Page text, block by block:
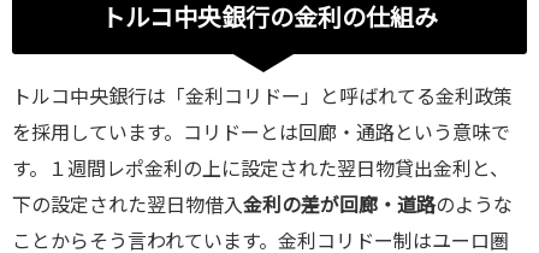
トルコ中央銀行の金利の仕組み
トルコ中央銀行は「金利コリドー」と呼ばれてる金利政策
を採用しています。コリドーとは回廊・通路という意味で
す。１週間レポ金利の上に設定された翌日物貸出金利と、
下の設定された翌日物借入 金利の差が回廊・道路のような
ことからそう言われています。金利コリドー制はユーロ圏